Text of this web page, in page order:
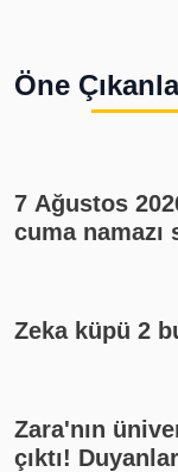
Öne
7 Ağustos
cuma namazı
Zeka küpü 2
Zara'nın
çıktı!